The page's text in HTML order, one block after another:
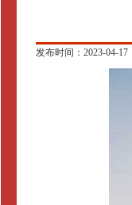
发布时间：2023-04-17